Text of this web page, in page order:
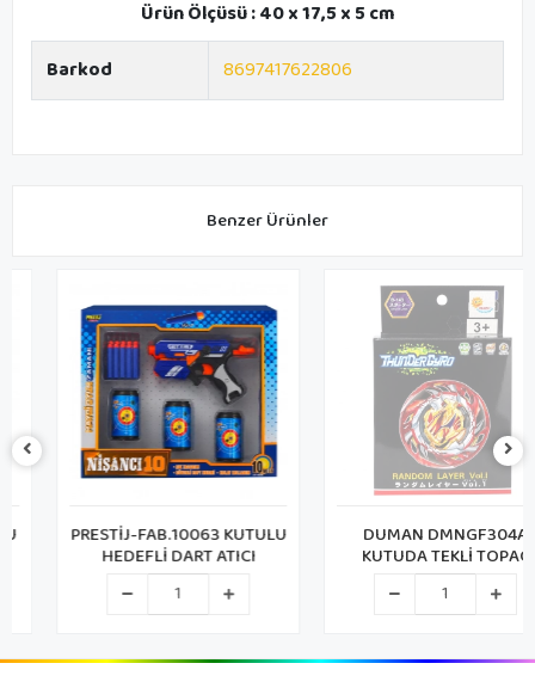
Ürün Ölçüsü : 40 x 17,5 x 5 cm
Barkod
8697417622806
Benzer Ürünler
PRESTİJ-FAB.10063 KUTULU
HEDEFLİ DART ATICI
DUMAN DMNGF304A
KUTUDA TEKLİ TOPAÇ